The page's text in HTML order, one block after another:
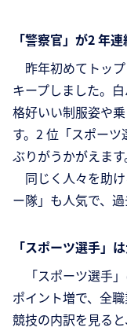
「警察官」が2 年
昨年初めてトッ
キープしました。
格好いい制服姿や
す。2 位「スポー
ぶりがうかがえます
同じく人々を助
ー隊」も人気で、
「スポーツ選手」
「スポーツ選手
ポイント増で、全
競技の内訳を見る